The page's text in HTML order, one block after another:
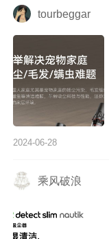
tourbeggar
2024-06-28
乘风破浪